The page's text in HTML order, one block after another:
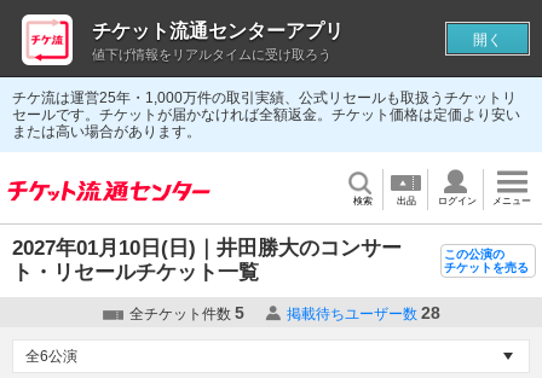
チケ流は運営25年・1,000万件の取引実績、公式リセールも取扱うチケットリ
セールです。チケットが届かなければ全額返金。チケット価格は定価より安い
または高い場合があります。
検索 出品 ログイン メニュー
2027年01月10日(日)｜井田勝大のコンサー
ト・リセールチケット一覧
この公演の
チケットを売る
全チケット件数 5 掲載待ちユーザー数 28
チケット流通センターアプリ
値下げ情報をリアルタイムに受け取ろう
開く